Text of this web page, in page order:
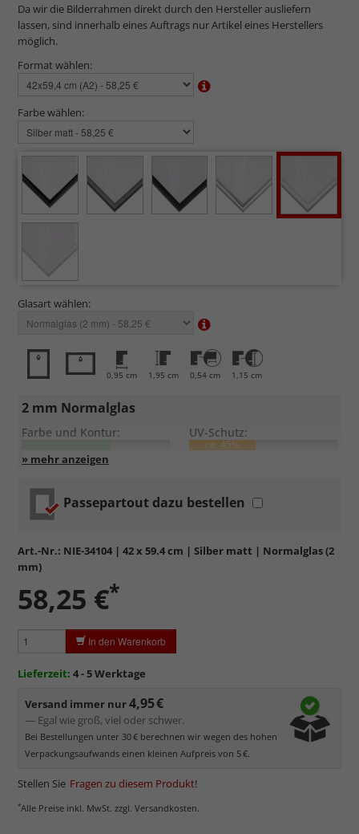
Da wir die Bilderrahmen direkt durch den Hersteller ausliefern
lassen, sind innerhalb eines Auftrags nur Artikel eines Herstellers
möglich.
Format wählen:
Farbe wählen:
Glasart wählen:
0,95 cm 1,95 cm 0,54 cm 1,15 cm
2 mm Normalglas
Farbe und Kontur: UV-Schutz:
ca. 45%
Entspiegelung:
Standardglasin hochwertiger Floatglas-Qualität.
Formstabil, preiswert, witterungs- und hitzebeständig
Reflektierende Oberfläche
, die als störend empfunden
Minimaler UV-Schutz von ca. 45%
Schutz des Bildes.
Normalglas hat eine leichte Grünfärbung
Bereich der Weißtöne zu einem dezenten Grünschimmer
kommt. Für Bilder mit hellen Farben empfehlen wir Kunst- oder
Passepartout dazu bestellen
Art.-Nr.: NIE-34104 | 42 x 59.4 cm | Silber matt | Normalglas (2
mm)
58,25 €*
In den Warenkorb
Lieferzeit: 4 - 5 Werktage
Versand immer nur4,95 €
— Egal wie groß, viel oder schwer.
Bei Bestellungen unter 30 € berechnen wir wegen des hohen
Verpackungsaufwands einen kleinen Aufpreis von 5 €.
Stellen Sie Fragen zu diesem Produkt!
*Alle Preise inkl. MwSt. zzgl. Versandkosten.